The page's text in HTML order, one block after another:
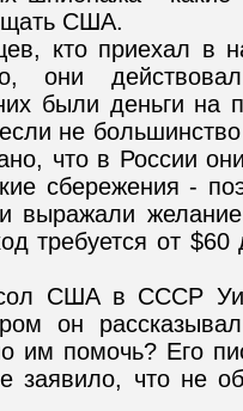
США.
кто приехал в
были деньги на
не
что в России
сбережения -
выражали
требуется от
США в СССР
он
им помочь? Его
заявило, что не